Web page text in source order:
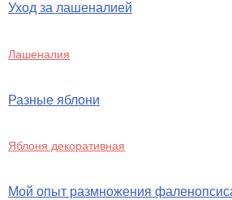
Уход за лашеналией
Лашеналия
Разные яблони
Яблоня декоративная
Мой опыт размножения